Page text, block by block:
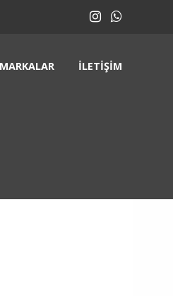
MARKALAR İLETIŞIM